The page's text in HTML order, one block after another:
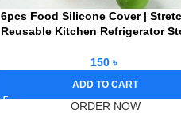
6pcs Food Silicone Cover |
Reusable Kitchen Refrigerator
150৳
ADD TO CART
ORDER NOW